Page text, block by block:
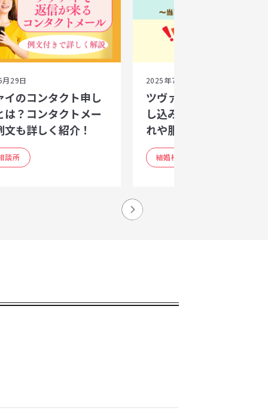
29日
イのコンタクト申し
は？コンタクトメー
も詳しく紹介！
談所
2025年7月1日
ツヴァイのセッティング
し込み徹底解説｜当日の
れや服装・マナーまで
結婚相談所